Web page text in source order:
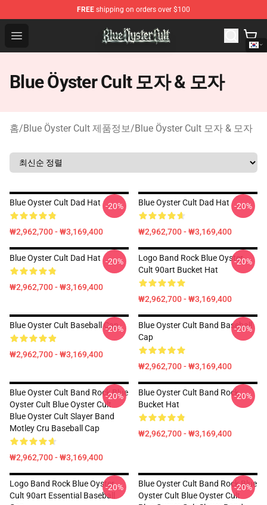
FREE shipping on orders over $100
Open menu
Blue Öyster Cult Store - Official Blue Öyster Cult
Blue Öyster Cult 모자 & 모자
홈/Blue Öyster Cult 제품정보/Blue Öyster Cult 모자 & 모자
Blue Oyster Cult Dad Hat
₩2,962,700 - ₩3,169,400
-20% Blue Oyster Cult Dad Hat
₩2,962,700 - ₩3,169,400
-20%
Blue Oyster Cult Dad Hat
₩2,962,700 - ₩3,169,400
-20%
Logo Band Rock Blue Oyster
Cult 90art Bucket Hat
₩2,962,700 - ₩3,169,400
-20%
Blue Oyster Cult Baseball Cap
₩2,962,700 - ₩3,169,400
-20%
Blue Oyster Cult Band Baseball
Cap
₩2,962,700 - ₩3,169,400
-20%
Blue Oyster Cult Band Rock Blue
Oyster Cult Blue Oyster Cult
Blue Oyster Cult Slayer Band
Motley Cru Baseball Cap
₩2,962,700 - ₩3,169,400
-20%
Blue Oyster Cult Band Rock
Bucket Hat
₩2,962,700 - ₩3,169,400
-20%
Logo Band Rock Blue Oyster
Cult 90art Essential Baseball
-20%
Blue Oyster Cult Band Rock Blue
Oyster Cult Blue Oyster Cult
-20%